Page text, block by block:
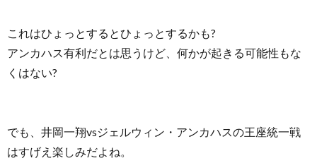
これはひょっとするとひょっとするかも?
アンカハス有利だとは思うけど、何かが起きる可能性もな
くはない?
でも、井岡一翔vsジェルウィン・アンカハスの王座統一戦
はすげえ楽しみだよね。